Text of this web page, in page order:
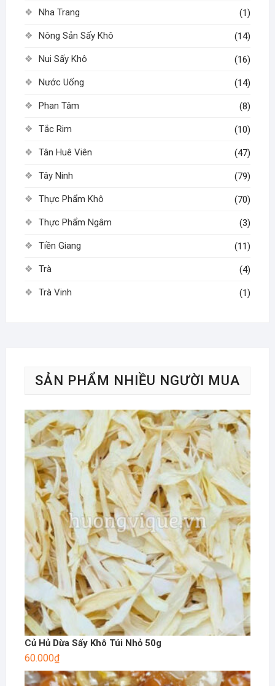
Nha Trang (1)
Nông Sản Sấy Khô (14)
Nui Sấy Khô (16)
Nước Uống (14)
Phan Tâm (8)
Tắc Rim (10)
Tân Huê Viên (47)
Tây Ninh (79)
Thực Phẩm Khô (70)
Thực Phẩm Ngâm (3)
Tiền Giang (11)
Trà (4)
Trà Vinh (1)
SẢN PHẨM NHIỀU NGƯỜI MUA
Củ Hủ Dừa Sấy Khô Túi Nhỏ 50g
60.000₫